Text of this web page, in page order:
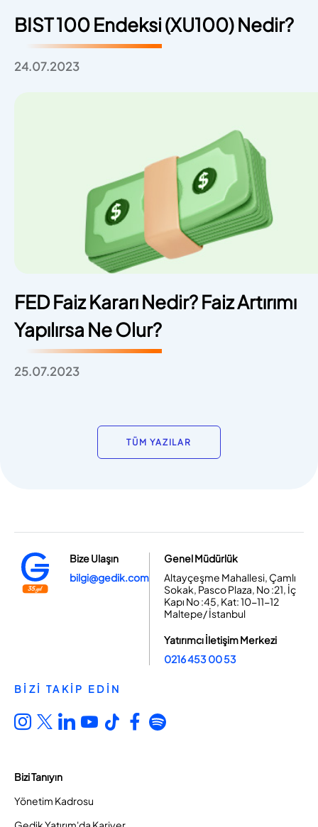
BIST 100 Endeksi (XU100) Nedir?
24.07.2023
FED Faiz Kararı Nedir? Faiz Artırımı
Yapılırsa Ne Olur?
25.07.2023
TÜM YAZILAR
Bize Ulaşın
bilgi@gedik.com
Genel Müdürlük
Altayçeşme Mahallesi, Çamlı
Sokak, Pasco Plaza, No :21, İç
Kapı No :45, Kat: 10-11-12
Maltepe/ İstanbul
Yatırımcı İletişim Merkezi
0216 453 00 53
BİZİ TAKİP EDİN
Bizi Tanıyın
Yönetim Kadrosu